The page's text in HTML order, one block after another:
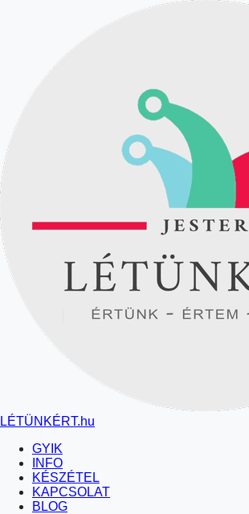
LÉTÜNKÉRT.hu
GYIK
INFO
KÉSZÉTEL
KAPCSOLAT
BLOG